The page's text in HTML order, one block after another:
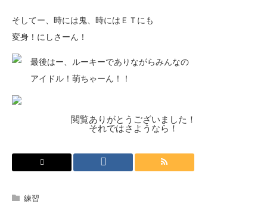
そしてー、時には鬼、時にはＥＴにも
変身！にしさーん！
最後はー、ルーキーでありながらみんなの
アイドル！萌ちゃーん！！
閲覧ありがとうございました！
それではさようなら！
練習